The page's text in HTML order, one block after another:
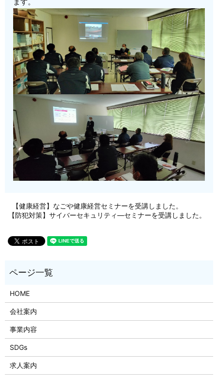
【健康経営】なごや健康経営セミナーを受講しました。
【防犯対策】サイバーセキュリティ―セミナーを受講しました。
HOME
会社案内
事業内容
SDGs
求人案内